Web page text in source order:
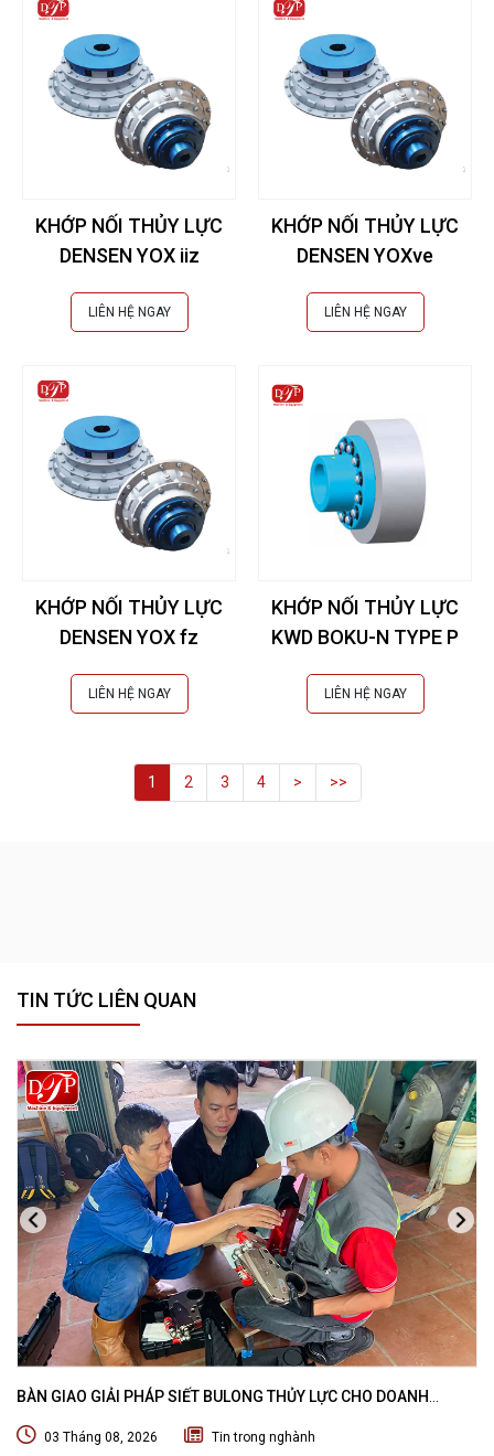
KHỚP NỐI THỦY LỰC
DENSEN YOX iiz
LIÊN HỆ NGAY
KHỚP NỐI THỦY LỰC
DENSEN YOXve
LIÊN HỆ NGAY
KHỚP NỐI THỦY LỰC
DENSEN YOX fz
LIÊN HỆ NGAY
KHỚP NỐI THỦY LỰC
KWD BOKU-N TYPE P
LIÊN HỆ NGAY
1 2 3 4 > >>
TIN TỨC LIÊN QUAN
BÀN GIAO GIẢI PHÁP SIẾT BULONG THỦY LỰC CHO DOANH
NGHIỆP CHUYÊN BẢO TRÌ VÀ THI CÔNG CÁC DỰ ÁN OFFSHORE
03 Tháng 08, 2026 Tin trong nghành